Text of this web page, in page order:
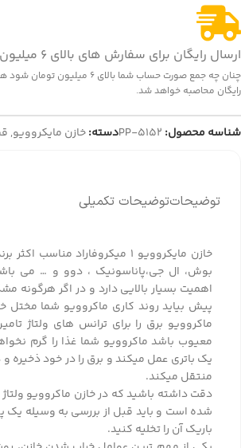
ارسال رایگان برای سفارش های بالای 6 میلیون تومان
چنان چه جمع صورت حساب شما بالای
رایگان محاصبه خواهد شد.
شناسه محصول: PP-5152دسته:خازن مایکروویو,
توضیحاتتوضیحات تکمیلی
خازن مایکروویو 1 میکروفاراد
بوش، ال جی،پاناسونیک ، دوو و … می
اهمیت بسیار بالایی دارد و در اگر هرگونه
پیش بیاید روند کاری ماکروویو شما مختل
ماکروویو برق را برای ترانس های ولتاژ
معیوب باشد ماکروویو شما غذا را گرم
یک باتری عمل میکند و برق را در خود ذخیره و
منتقل میکند.
دقت داشته باشید که در خازن ماکروویو ولتاژ
شده است و باید قبل از بررسی به وسیله یک
باریک آن را تخلیه کنید.